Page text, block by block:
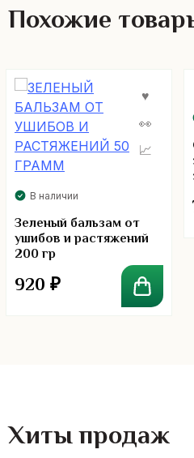
Похожие
В наличии
Зеленый бальзам от
ушибов и растяжений
200 гр
920 ₽
Хиты продаж